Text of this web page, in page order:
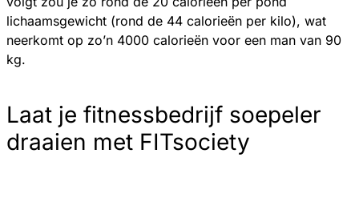
lichaamsgewicht (rond de 44 calorieën per kilo), wat
neerkomt op zo’n 4000 calorieën voor een man van 90
kg.
Laat je fitnessbedrijf soepeler
draaien met FITsociety